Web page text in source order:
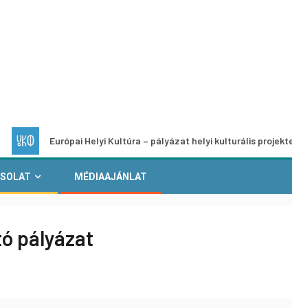
Európai Helyi Kultúra – pályázat helyi kulturális projektek
MÉDIAAJÁNLAT
pályázat